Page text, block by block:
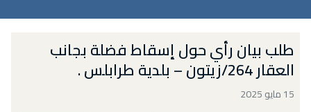
طلب بيان رأي حول إسقاط فضلة بجانب
العقار 264/زيتون – بلدية طرابلس .
15 مايو 2025